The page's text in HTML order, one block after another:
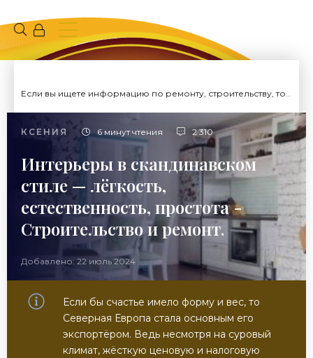
Если вы ищете информацию по ремонту, строительству, то вы попали на нужный сайт.
КСЕНИЯ 6 минут чтения 2 310
Интерьеры в скандинавском
стиле — лёгкость,
естественность, простота -
Строительство и ремонт.
Добавлено: 22 июль 2024
Если бы счастье имело форму и вес, то
Северная Европа стала основным его
экспортёром. Ведь несмотря на суровый
климат, жёсткую ценовую и налоговую